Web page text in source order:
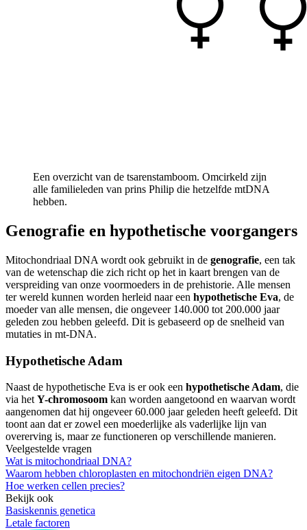
Een overzicht van de tsarenstamboom. Omcirkeld zijn
alle familieleden van prins Philip die hetzelfde mtDNA
hebben.
Genografie en hypothetische voorgangers
Mitochondriaal DNA wordt ook gebruikt in de genografie, een tak
van de wetenschap die zich richt op het in kaart brengen van de
verspreiding van onze voormoeders in de prehistorie. Alle mensen
ter wereld kunnen worden herleid naar een hypothetische Eva, de
moeder van alle mensen, die ongeveer 140.000 tot 200.000 jaar
geleden zou hebben geleefd. Dit is gebaseerd op de snelheid van
mutaties in mt-DNA.
Hypothetische Adam
Naast de hypothetische Eva is er ook een hypothetische Adam, die
via het Y-chromosoom kan worden aangetoond en waarvan wordt
aangenomen dat hij ongeveer 60.000 jaar geleden heeft geleefd. Dit
toont aan dat er zowel een moederlijke als vaderlijke lijn van
overerving is, maar ze functioneren op verschillende manieren.
Veelgestelde vragen
Wat is mitochondriaal DNA?
Waarom hebben chloroplasten en mitochondriën eigen DNA?
Hoe werken cellen precies?
Bekijk ook
Basiskennis genetica
Letale factoren